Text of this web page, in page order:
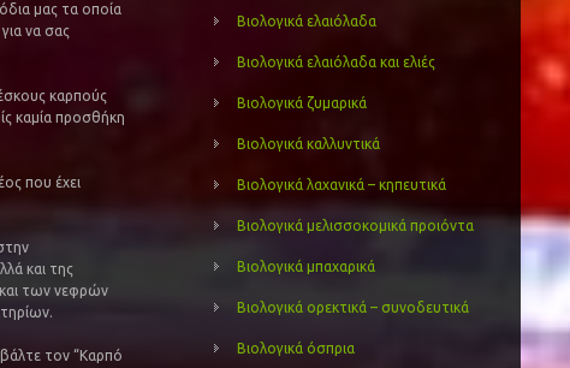
μας τα οποία
να σας
καρπούς
καμία προσθήκη
που έχει
και της
και των νεφρών
τον “Καρπό
Βιολογικά ελαιόλαδα
Βιολογικά ελαιόλαδα και ελιές
Βιολογικά ζυμαρικά
Βιολογικά καλλυντικά
Βιολογικά λαχανικά – κηπευτικά
Βιολογικά μελισσοκομικά προιόντα
Βιολογικά μπαχαρικά
Βιολογικά ορεκτικά – συνοδευτικά
Βιολογικά όσπρια